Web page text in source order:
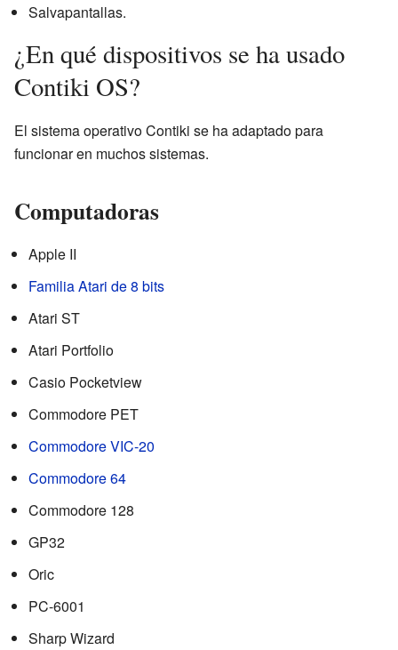
Salvapantallas.
¿En qué dispositivos se ha usado
Contiki OS?
El sistema operativo Contiki se ha adaptado para
funcionar en muchos sistemas.
Computadoras
Apple II
Familia Atari de 8 bits
Atari ST
Atari Portfolio
Casio Pocketview
Commodore PET
Commodore VIC-20
Commodore 64
Commodore 128
GP32
Oric
PC-6001
Sharp Wizard